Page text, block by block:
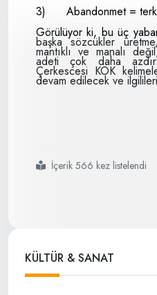
3)
Abandonmet =
Görülüyor ki, bu üç
başka sözcükler
mantıklı ve manalı
adeti çok daha
Çerkescesi KÖK
devam edilecek ve
#kabartayca
#kelimelerin
#oluşmasına
#dair
#bir
#inceleme
İçerik 566 kez listelendi
KÜLTÜR & SANAT